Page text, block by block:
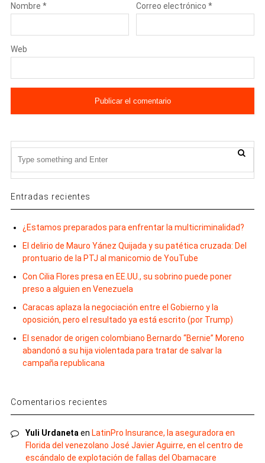
Nombre * Correo electrónico*
Web
Entradas recientes
¿Estamos preparados para enfrentar la multicriminalidad?
El delirio de Mauro Yánez Quijada y su patética cruzada: Del
prontuario de la PTJ al manicomio de YouTube
Con Cilia Flores presa en EE.UU., su sobrino puede poner
preso a alguien en Venezuela
Caracas aplaza la negociación entre el Gobierno y la
oposición, pero el resultado ya está escrito (por Trump)
El senador de origen colombiano Bernardo “Bernie” Moreno
abandonó a su hija violentada para tratar de salvar la
campaña republicana
Comentarios recientes
Yuli Urdaneta en LatinPro Insurance, la aseguradora en
Florida del venezolano José Javier Aguirre, en el centro de
escándalo de explotación de fallas del Obamacare